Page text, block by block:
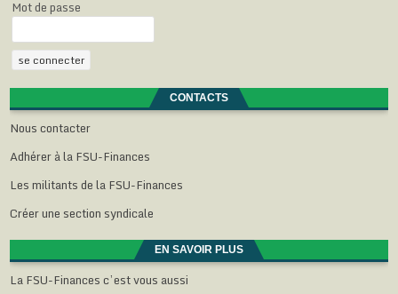
Mot de passe
CONTACTS
Nous contacter
Adhérer à la FSU-Finances
Les militants de la FSU-Finances
Créer une section syndicale
EN SAVOIR PLUS
La FSU-Finances c’est vous aussi